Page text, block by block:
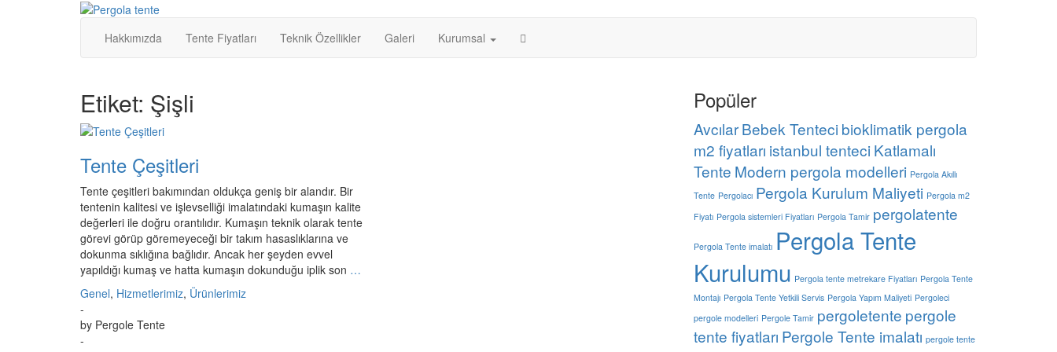
Hakkımızda Tente Fiyatları Teknik Özellikler Galeri Kurumsal
Etiket: Şişli
Tente Çeşitleri
Tente çeşitleri bakımından oldukça geniş bir alandır. Bir
tentenin kalitesi ve işlevselliği imalatındaki kumaşın kalite
değerleri ile doğru orantılıdır. Kumaşın teknik olarak tente
görevi görüp göremeyeceği bir takım hasaslıklarına ve
dokunma sıklığına bağlıdır. Ancak her şeyden evvel
yapıldığı kumaş ve hatta kumaşın dokunduğu iplik son …
Genel, Hizmetlerimiz, Ürünlerimiz
-
by Pergole Tente
-
Popüler
AvcılarBebek Tenteci bioklimatik pergola
m2 fiyatları istanbul tenteci Katlamalı
Tente Modern pergola modelleri Pergola Akıllı
Tente Pergolacı Pergola Kurulum Maliyeti Pergola m2
Fiyatı Pergola sistemleri Fiyatları Pergola Tamir pergolatente
Pergola Tente imalatı Pergola Tente
Kurulumu Pergola tente metrekare Fiyatları Pergola Tente
Montajı Pergola Tente Yetkili Servis Pergola Yapım Maliyeti Pergoleci
pergole modelleri Pergole Tamir pergoletente pergole
tente fiyatları Pergole Tente imalatı pergole tente